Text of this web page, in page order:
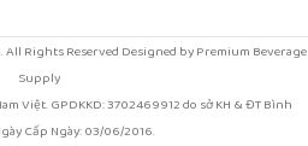
Rights Reserved Designed by Premium Beverage
Supply
Việt. GPDKKD: 3702469912 do sở KH & ĐT Bình
Cấp Ngày: 03/06/2016.